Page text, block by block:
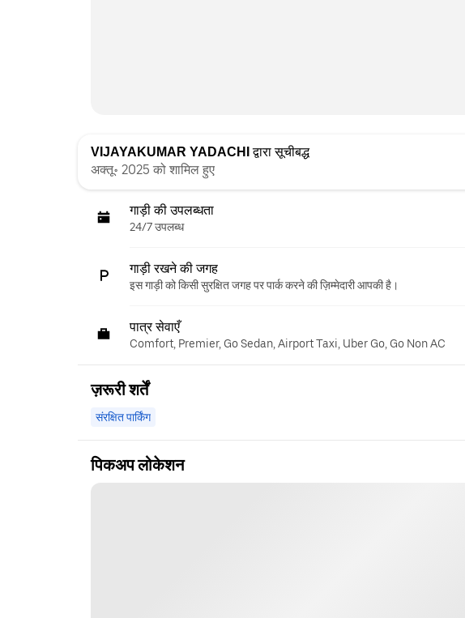
VIJAYAKUMAR YADACHI द्वारा सूचीबद्ध
अक्तू॰ 2025 को शामिल हुए
गाड़ी की उपलब्धता
24/7 उपलब्ध
गाड़ी रखने की जगह
इस गाड़ी को किसी सुरक्षित जगह पर पार्क करने की ज़िम्मेदारी आपकी है।
पात्र सेवाएँ
Comfort, Premier, Go Sedan, Airport Taxi, Uber Go, Go Non AC
ज़रूरी शर्तें
संरक्षित पार्किंग
पिकअप लोकेशन